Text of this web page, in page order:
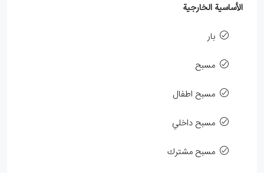
الأساسية الخارجية
بار
مسبح
مسبح اطفال
مسبح داخلي
مسبح مشترك